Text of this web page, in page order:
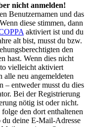
nicht anmelden!
Benutzernamen und das
diese stimmen, dann
aktiviert ist und du
alt bist, musst du bzw.
den
hast. Wenn dies nicht
vielleicht aktiviert
alle neu angemeldeten
– entweder musst du dies
Bei der Registrierung
nötig ist oder nicht.
den dort enthaltenen
deine E-Mail-Adresse